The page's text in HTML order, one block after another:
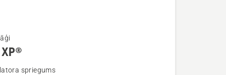
spriegums